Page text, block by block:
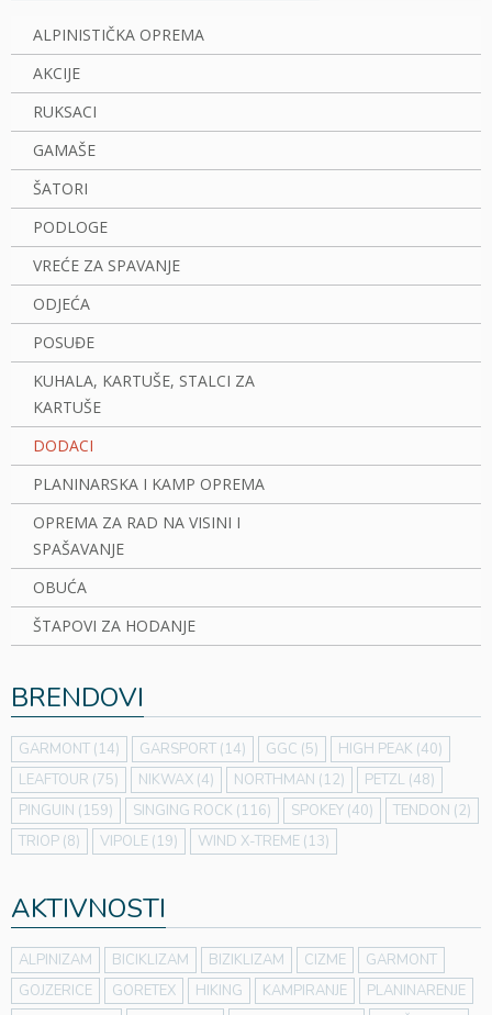
ALPINISTIČKA OPREMA
AKCIJE
RUKSACI
GAMAŠE
ŠATORI
PODLOGE
VREĆE ZA SPAVANJE
ODJEĆA
POSUĐE
KUHALA, KARTUŠE, STALCI ZA
KARTUŠE
DODACI
PLANINARSKA I KAMP OPREMA
OPREMA ZA RAD NA VISINI I
SPAŠAVANJE
OBUĆA
ŠTAPOVI ZA HODANJE
BRENDOVI
GARMONT (14) GARSPORT (14) GGC (5) HIGH PEAK (40)
LEAFTOUR (75) NIKWAX (4) NORTHMAN (12) PETZL (48)
PINGUIN (159) SINGING ROCK (116) SPOKEY (40) TENDON (2)
TRIOP (8) VIPOLE (19) WIND X-TREME (13)
AKTIVNOSTI
ALPINIZAM BICIKLIZAM BIZIKLIZAM CIZME
GARMONT
GOJZERICE
GORETEX HIKING KAMPIRANJE
PLANINARENJE